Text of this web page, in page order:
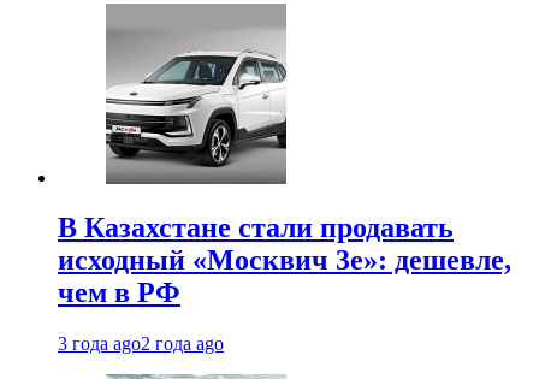
В Казахстане стали продавать
исходный «Москвич 3e»: дешевле,
чем в РФ
3 года ago2 года ago